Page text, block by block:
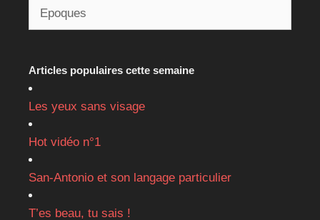
Articles populaires cette semaine
Les yeux sans visage
Hot vidéo n°1
San-Antonio et son langage particulier
T’es beau, tu sais !